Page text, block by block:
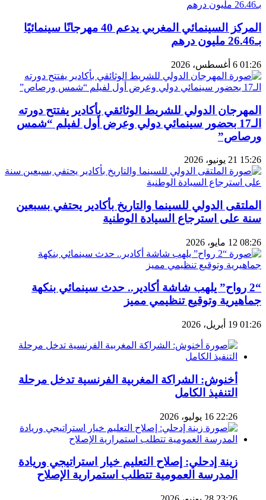
المركز السينمائي المغربي يدعم 40 مهرجانًا سينمائيًا
بـ26.46 مليون درهم
01:26 6 أغسطس، 2026
المهرجان الدولي للشريط الوثائقي بأكادير يفتتح دورته
الـ17 بحضور سينمائي دولي وعرض أول لفيلم “شمس
ورصاص”
15:26 21 يونيو، 2026
الملتقى الدولي للسينما والتاريخ بأكادير يحتفي بسبعين
سنة على استرجاع السيادة الوطنية
08:26 12 مايو، 2026
“2 رواح” يلهب شاشة أكادير.. حدث سينمائي بنكهة
جماهيرية وتوقيع تنظيمي مميز
01:26 19 أبريل، 2026
أخنوش: الشراكة المغربية الفرنسية تدخل مرحلة
التنفيذ الكامل
22:26 16 يوليو، 2026
زينة إدحلي: إصلاح التعليم خيار استراتيجي وريادة
المدرسة العمومية تتطلب استمرارية الإصلاح